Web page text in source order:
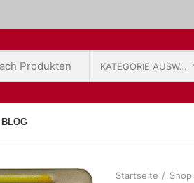
KATEGORIE AUSWÄHLEN
BLOG
Startseite Shop